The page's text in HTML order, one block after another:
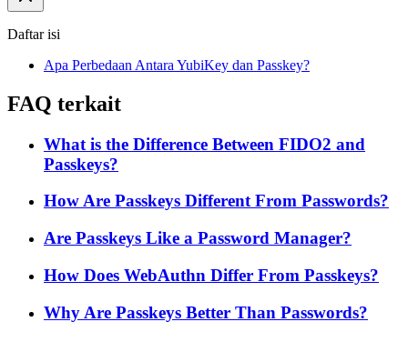
Daftar isi
Apa Perbedaan Antara YubiKey dan Passkey?
FAQ terkait
What is the Difference Between FIDO2 and
Passkeys?
How Are Passkeys Different From Passwords?
Are Passkeys Like a Password Manager?
How Does WebAuthn Differ From Passkeys?
Why Are Passkeys Better Than Passwords?